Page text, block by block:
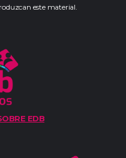
este material.
EDB